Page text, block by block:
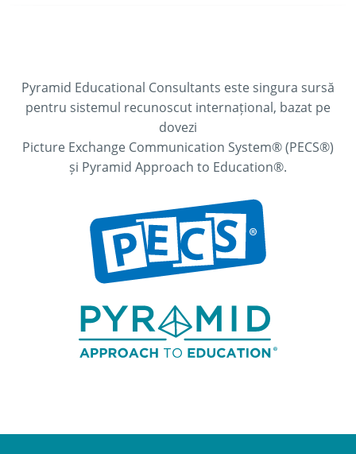
Ritm excelent. Exemple și imagini excelente.
Bine organizat. Recomand cu căldură acest curs
profesioniștilor din domeniul meu, precum și
Ca părinte al unui copil cu nevoi speciale, am
Pyramid Educational Consultants este singura sursă
pentru sistemul recunoscut internațional, bazat pe
dovezi
Picture Exchange Communication System® (PECS®)
și Pyramid Approach to Education®.